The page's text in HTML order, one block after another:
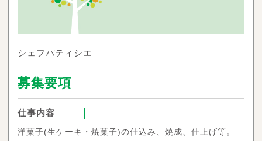
シェフパティシエ
募集要項
仕事内容
洋菓子(生ケーキ・焼菓子)の仕込み、焼成、仕上げ等。